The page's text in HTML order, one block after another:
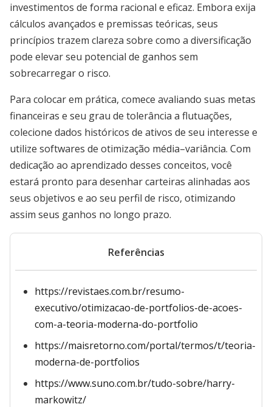
investimentos de forma racional e eficaz. Embora exija
cálculos avançados e premissas teóricas, seus
princípios trazem clareza sobre como a diversificação
pode elevar seu potencial de ganhos sem
sobrecarregar o risco.
Para colocar em prática, comece avaliando suas metas
financeiras e seu grau de tolerância a flutuações,
colecione dados históricos de ativos de seu interesse e
utilize softwares de otimização média–variância. Com
dedicação ao aprendizado desses conceitos, você
estará pronto para desenhar carteiras alinhadas aos
seus objetivos e ao seu perfil de risco, otimizando
assim seus ganhos no longo prazo.
Referências
https://revistaes.com.br/resumo-
executivo/otimizacao-de-portfolios-de-acoes-
com-a-teoria-moderna-do-portfolio
https://maisretorno.com/portal/termos/t/teoria-
moderna-de-portfolios
https://www.suno.com.br/tudo-sobre/harry-
markowitz/